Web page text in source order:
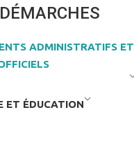
ADMINISTRATIFS ET
ET ÉDUCATION